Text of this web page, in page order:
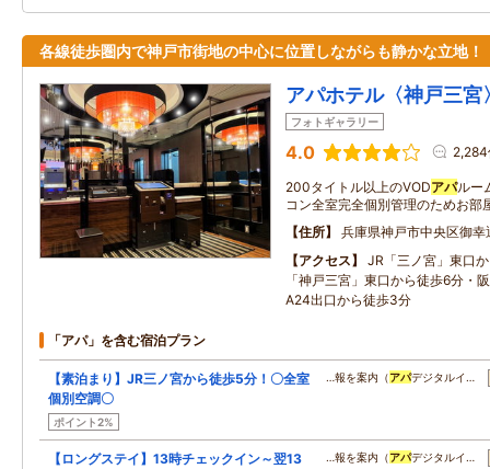
各線徒歩圏内で神戸市街地の中心に位置しながらも静かな立地！
アパホテル〈神戸三宮
フォトギャラリー
4.0
200タイトル以上のVODアパルー
コン全室完全個別管理のためお部
住所
兵庫県神戸市中央区御
アクセス
JR「三ノ宮」東口
「神戸三宮」東口から徒歩6分・
A24出口から徒歩3分
「アパ」を含む宿泊プラン
【素泊まり】JR三ノ宮から徒歩5分！〇全室
個別空調〇
ポイント2%
…報を案内（アパデジタルイ…
【ロングステイ】13時チェックイン～翌13
…報を案内（アパデジタルイ…